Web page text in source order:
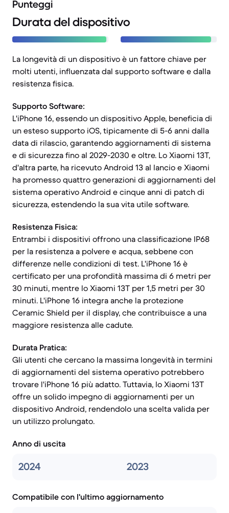
Punteggi
Durata del dispositivo
La longevità di un dispositivo è un fattore chiave per
molti utenti, influenzata dal supporto software e dalla
resistenza fisica.
Supporto Software:
L'iPhone 16, essendo un dispositivo Apple, beneficia di
un esteso supporto iOS, tipicamente di 5-6 anni dalla
data di rilascio, garantendo aggiornamenti di sistema
e di sicurezza fino al 2029-2030 e oltre. Lo Xiaomi 13T,
d'altra parte, ha ricevuto Android 13 al lancio e Xiaomi
ha promesso quattro generazioni di aggiornamenti del
sistema operativo Android e cinque anni di patch di
sicurezza, estendendo la sua vita utile software.
Resistenza Fisica:
Entrambi i dispositivi offrono una classificazione IP68
per la resistenza a polvere e acqua, sebbene con
differenze nelle condizioni di test. L'iPhone 16 è
certificato per una profondità massima di 6 metri per
30 minuti, mentre lo Xiaomi 13T per 1,5 metri per 30
minuti. L'iPhone 16 integra anche la protezione
Ceramic Shield per il display, che contribuisce a una
maggiore resistenza alle cadute.
Durata Pratica:
Gli utenti che cercano la massima longevità in termini
di aggiornamenti del sistema operativo potrebbero
trovare l'iPhone 16 più adatto. Tuttavia, lo Xiaomi 13T
offre un solido impegno di aggiornamenti per un
dispositivo Android, rendendolo una scelta valida per
un utilizzo prolungato.
Anno di uscita
2024 2023
Compatibile con l'ultimo aggiornamento